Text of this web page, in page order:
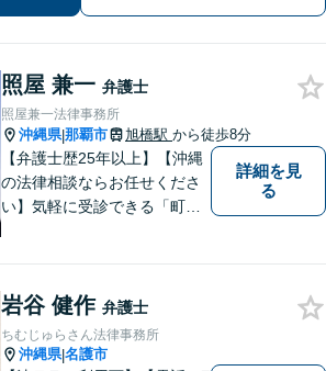
照屋 兼一 弁護士
照屋兼一法律事務所
沖縄県|那覇市 旭橋駅 から徒歩8分
【弁護士歴25年以上】【沖縄
の法律相談ならお任せくださ
い】気軽に受診できる「町医
かし、ひとりでも多く悩まれ
ている方を救います。ぜひご
相談ください。
詳細を見
る
岩谷 健作 弁護士
ちむじゅらさん法律事務所
沖縄県|名護市